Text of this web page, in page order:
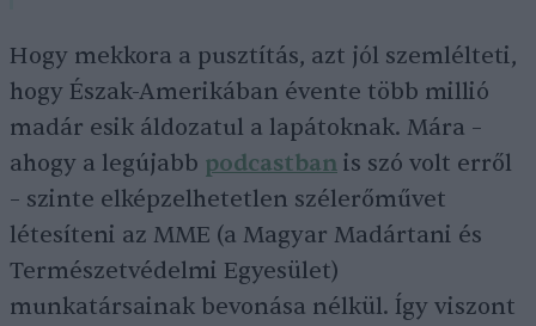
Hogy mekkora a pusztítás, azt jól szemlélteti,
hogy Észak-Amerikában évente több millió
madár esik áldozatul a lapátoknak. Mára –
ahogy a legújabb podcastban is szó volt erről
– szinte elképzelhetetlen szélerőművet
létesíteni az MME (a Magyar Madártani és
Természetvédelmi Egyesület)
munkatársainak bevonása nélkül. Így viszont